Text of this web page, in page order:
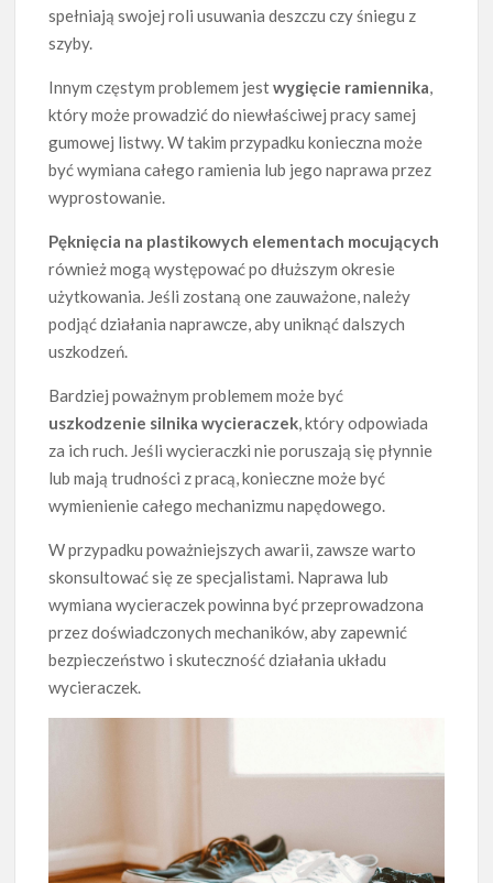
spełniają swojej roli usuwania deszczu czy śniegu z
szyby.
Innym częstym problemem jestwygięcie ramiennika,
który może prowadzić do niewłaściwej pracy samej
gumowej listwy. W takim przypadku konieczna może
być wymiana całego ramienia lub jego naprawa przez
wyprostowanie.
Pęknięcia na plastikowych elementach mocujących
również mogą występować po dłuższym okresie
użytkowania. Jeśli zostaną one zauważone, należy
podjąć działania naprawcze, aby uniknąć dalszych
uszkodzeń.
Bardziej poważnym problemem może być
uszkodzenie silnika wycieraczek, który odpowiada
za ich ruch. Jeśli wycieraczki nie poruszają się płynnie
lub mają trudności z pracą, konieczne może być
wymienienie całego mechanizmu napędowego.
W przypadku poważniejszych awarii, zawsze warto
skonsultować się ze specjalistami. Naprawa lub
wymiana wycieraczek powinna być przeprowadzona
przez doświadczonych mechaników, aby zapewnić
bezpieczeństwo i skuteczność działania układu
wycieraczek.